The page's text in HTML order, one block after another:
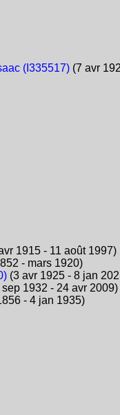
(I335517)(7 avr
1915 - 11 août 1997)
- mars 1920)
(3 avr 1925 - 8 jan
1932 - 24 avr 2009)
- 4 jan 1935)